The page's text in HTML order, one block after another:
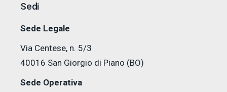
Sedi
Sede Legale
Via Centese, n. 5/3
40016 San Giorgio di Piano (BO)
Sede Operativa